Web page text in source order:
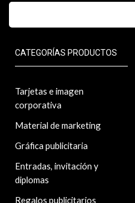
CATEGORÍAS PRODUCTOS
Tarjetas e imagen
corporativa
Material de marketing
Gráfica publicitaria
Entradas, invitación y
diplomas
Regalos publicitarios